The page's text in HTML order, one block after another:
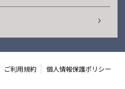
ご利用規約 個人情報保護ポリシー